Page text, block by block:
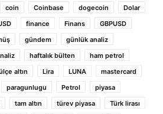
coin Coinbase dogecoin
Dolar
finance Finans
GBPUSD
gündem
günlük analiz
haftalık bülten
ham petrol
altın Lira LUNA
mastercard
paragunlugu Petrol
piyasa
tam altın türev piyasa
Türk lirası